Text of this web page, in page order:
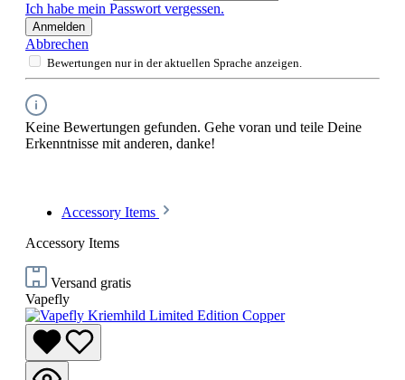
Ich habe mein Passwort vergessen.
Anmelden
Abbrechen
Bewertungen nur in der aktuellen Sprache anzeigen.
Keine Bewertungen gefunden. Gehe voran und teile Deine
Erkenntnisse mit anderen, danke!
Accessory Items
Accessory Items
Versand gratis
Vapefly